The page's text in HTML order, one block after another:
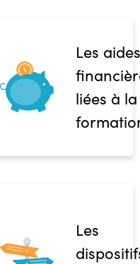
Les aides
liées à la
Les